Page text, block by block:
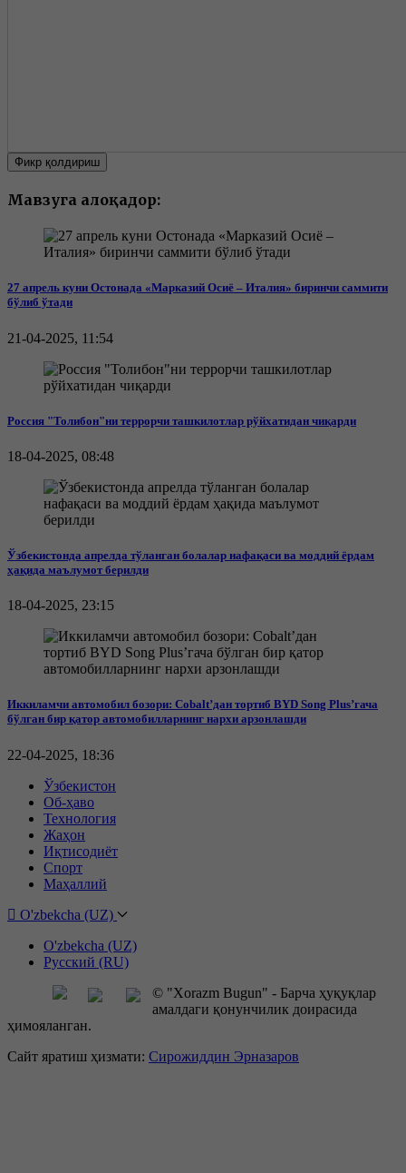
Фикр қолдириш
Мавзуга алоқадор:
27 апрель куни Остонада «Марказий Осиё – Италия» биринчи саммити
бўлиб ўтади
21-04-2025, 11:54
Россия "Толибон"ни террорчи ташкилотлар рўйхатидан чиқарди
18-04-2025, 08:48
Ўзбекистонда апрелда тўланган болалар нафақаси ва моддий ёрдам
ҳақида маълумот берилди
18-04-2025, 23:15
Иккиламчи автомобил бозори: Cobalt’дан тортиб BYD Song Plus’гача
бўлган бир қатор автомобилларнинг нархи арзонлашди
22-04-2025, 18:36
Ўзбекистон
Об-ҳаво
Технология
Жаҳон
Иқтисодиёт
Спорт
Маҳаллий
O'zbekcha (UZ)
O'zbekcha (UZ)
Русский (RU)
© "Xorazm Bugun" - Барча ҳуқуқлар
амалдаги қонунчилик доирасида
ҳимояланган.
Сайт яратиш ҳизмати: Сирожиддин Эрназаров